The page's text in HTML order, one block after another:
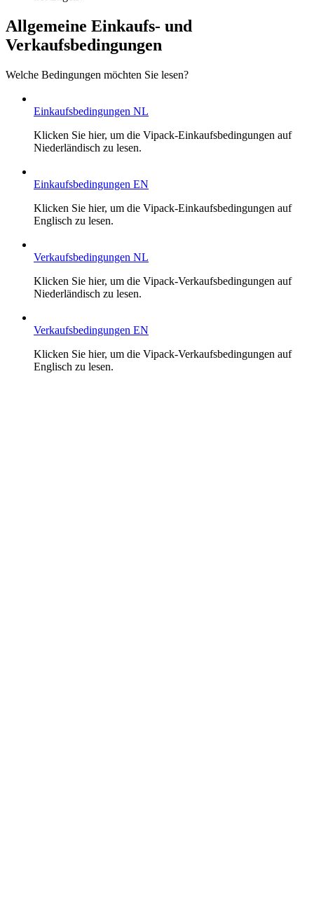
Allgemeine Einkaufs- und
Verkaufsbedingungen
Welche Bedingungen möchten Sie lesen?
Einkaufsbedingungen NL
Klicken Sie hier, um die Vipack-Einkaufsbedingungen auf
Niederländisch zu lesen.
Einkaufsbedingungen EN
Klicken Sie hier, um die Vipack-Einkaufsbedingungen auf
Englisch zu lesen.
Verkaufsbedingungen NL
Klicken Sie hier, um die Vipack-Verkaufsbedingungen auf
Niederländisch zu lesen.
Verkaufsbedingungen EN
Klicken Sie hier, um die Vipack-Verkaufsbedingungen auf
Englisch zu lesen.